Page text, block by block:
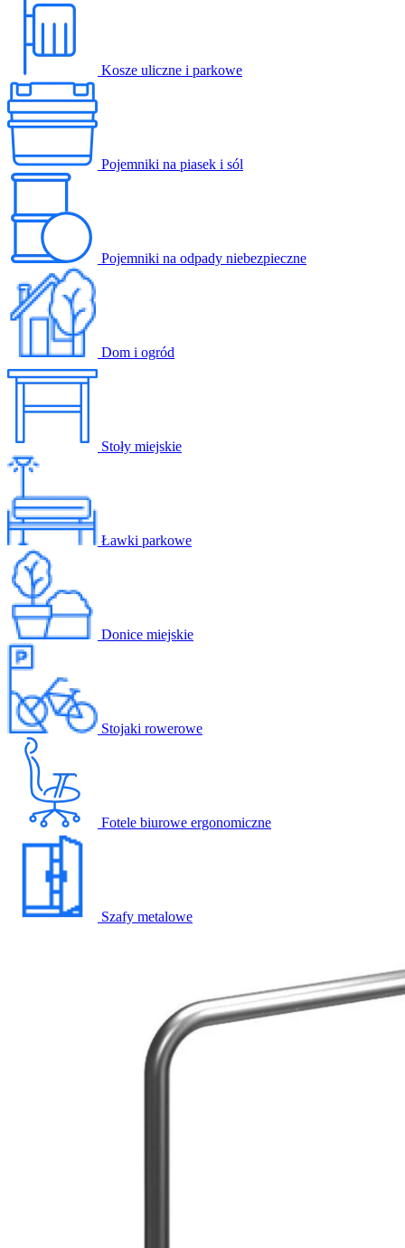
Kosze uliczne i parkowe
Pojemniki na piasek i sól
Pojemniki na odpady niebezpieczne
Dom i ogród
Stoły miejskie
Ławki parkowe
Donice miejskie
Stojaki rowerowe
Fotele biurowe ergonomiczne
Szafy metalowe